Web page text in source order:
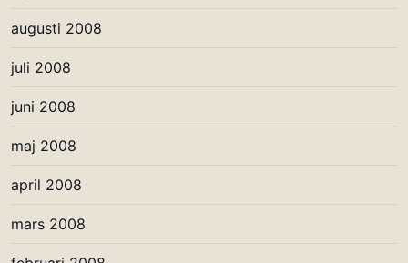
augusti 2008
juli 2008
juni 2008
maj 2008
april 2008
mars 2008